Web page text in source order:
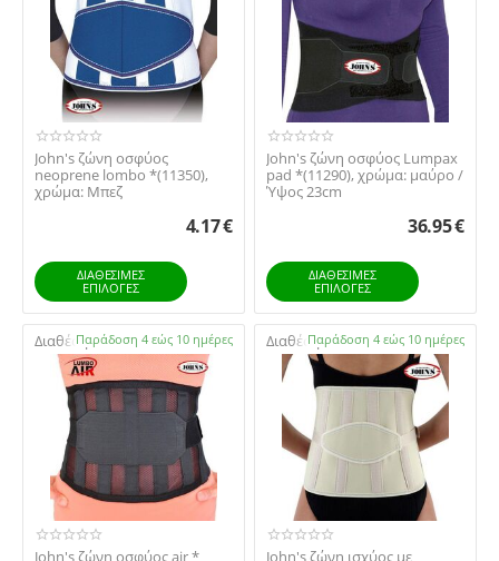
John's ζώνη οσφύος
neoprene lombo *(11350),
χρώμα: Μπεζ
4.17€
ΔΙΑΘΕΣΙΜΕΣ
ΕΠΙΛΟΓΈΣ
John's ζώνη οσφύος Lumpax
pad *(11290), χρώμα: μαύρο /
Ύψος 23cm
36.95€
ΔΙΑΘΕΣΙΜΕΣ
ΕΠΙΛΟΓΈΣ
Διαθέσιμο:Παράδοση 4 εώς 10 ημέρες
John's ζώνη οσφύος air *
Διαθέσιμο:Παράδοση 4 εώς 10 ημέρες
John's ζώνη ισχύος με